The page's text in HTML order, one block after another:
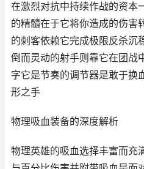
在激烈对抗中持续作战的资本
的精髓在于它将你造成的伤害
的刺客依赖它完成极限反杀沉
倒而灵动的射手则靠它在团战
字它是节奏的调节器是敢于换
形之手
物理吸血装备的深度解析
物理英雄的吸血选择丰富而充